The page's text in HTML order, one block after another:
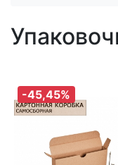
-45,45%